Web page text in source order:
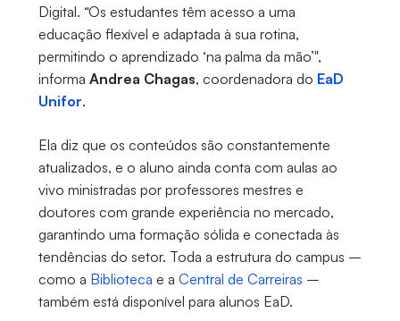
Digital. “Os estudantes têm acesso a uma
educação flexível e adaptada à sua rotina,
permitindo o aprendizado ‘na palma da mão’",
informa Andrea Chagas, coordenadora do EaD
Unifor.
Ela diz que os conteúdos são constantemente
atualizados, e o aluno ainda conta com aulas ao
vivo ministradas por professores mestres e
doutores com grande experiência no mercado,
garantindo uma formação sólida e conectada às
tendências do setor. Toda a estrutura do campus –
como a Biblioteca e a Central de Carreiras –
também está disponível para alunos EaD.